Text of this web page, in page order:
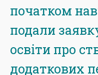
початком
подали
освіти про
додаткових